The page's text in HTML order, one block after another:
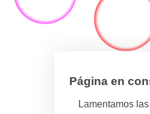
Página en
Lamentamos